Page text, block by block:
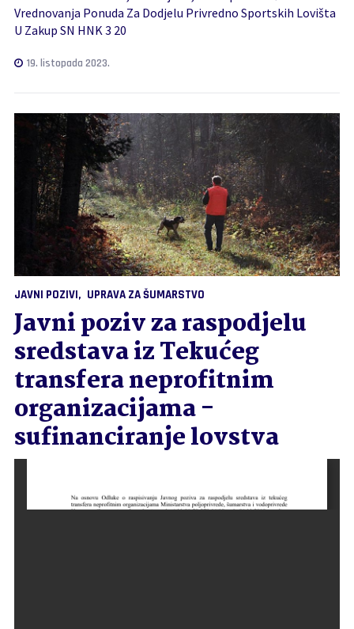
Vrednovanja Ponuda Za Dodjelu Privredno Sportskih Lovišta
U Zakup SN HNK 3 20
19. listopada 2023.
JAVNI POZIVI UPRAVA ZA ŠUMARSTVO
Javni poziv za raspodjelu
sredstava iz Tekućeg
transfera neprofitnim
organizacijama -
sufinanciranje lovstva